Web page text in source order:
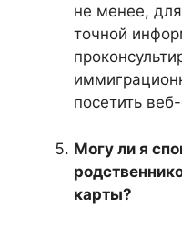
не менее,
точной
посетить
Могу ли я
карты?